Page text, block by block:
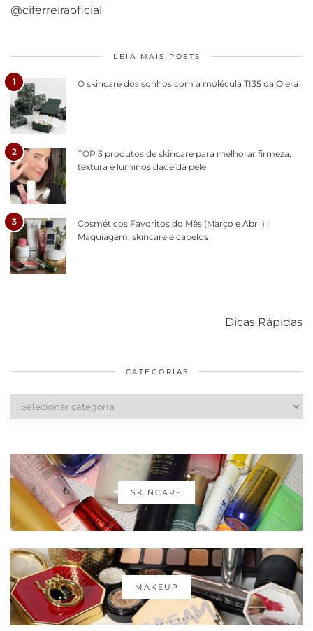
@ciferreiraoficial
LEIA MAIS POSTS
1 O skincare dos sonhos com a molécula TI35 da Olera
2
TOP 3 produtos de skincare para melhorar firmeza,
textura e luminosidade da pele
3
Cosméticos Favoritos do Mês (Março e Abril) |
Maquiagem, skincare e cabelos
Dicas Rápidas
diários
cabelos
CATEGORIAS
Categorias
SKINCARE
MAKEUP